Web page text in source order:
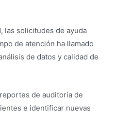
las solicitudes de ayuda
de atención ha llamado
de datos y calidad de
de auditoría de
e identificar nuevas